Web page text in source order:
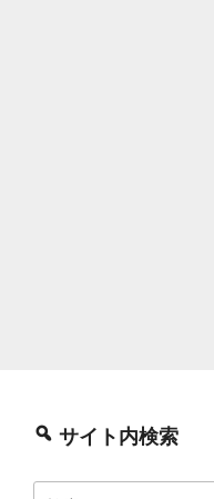
サイト内検索